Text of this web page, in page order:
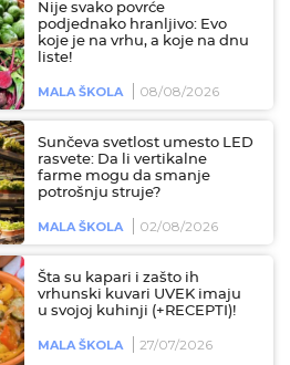
Nije svako povrće
podjednako hranljivo: Evo
koje je na vrhu, a koje na dnu
liste!
MALA ŠKOLA 08/08/2026
Sunčeva svetlost umesto LED
rasvete: Da li vertikalne
farme mogu da smanje
potrošnju struje?
MALA ŠKOLA 02/08/2026
Šta su kapari i zašto ih
vrhunski kuvari UVEK imaju
u svojoj kuhinji (+RECEPTI)!
MALA ŠKOLA 27/07/2026